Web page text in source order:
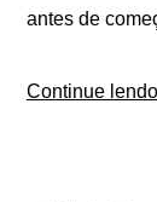
antes de
Continue lendo